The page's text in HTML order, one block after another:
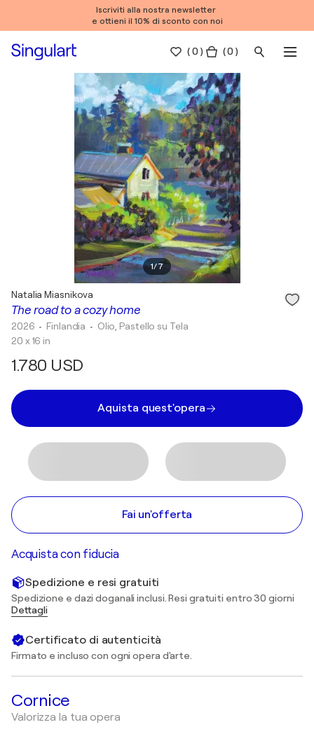
Iscriviti alla nostra newsletter
e ottieni il 10% di sconto con noi
(0 ) ( 0 )
1/7
The road to a cozy home
Natalia Miasnikova
2026 • Finlandia • Olio, Pastello su Tela
20 x 16 in
1.780 USD
Aquista quest'opera
Fai un'offerta
Acquista con fiducia
Spedizione e resi gratuiti
Spedizione e dazi doganali inclusi. Resi gratuiti entro 30 giorni
Dettagli
Certificato di autenticità
Firmato e incluso con ogni opera d'arte.
Cornice
Valorizza la tua opera